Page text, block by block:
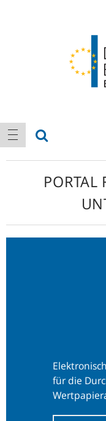
Hauptnavigation
Navigation
PORTAL
für die